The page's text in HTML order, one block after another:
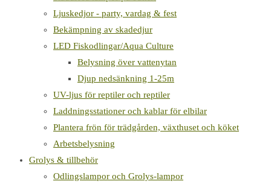
Ljuskedjor - party, vardag & fest
Bekämpning av skadedjur
LED Fiskodlingar/Aqua Culture
Belysning över vattenytan
Djup nedsänkning 1-25m
UV-ljus för reptiler och reptiler
Laddningsstationer och kablar för elbilar
Plantera frön för trädgården, växthuset och köket
Arbetsbelysning
Grolys & tillbehör
Odlingslampor och Grolys-lampor